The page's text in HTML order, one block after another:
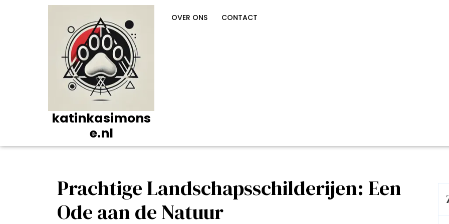
katinkasimons
e.nl
OVER ONS CONTACT
Prachtige Landschapsschilderijen: Een
Ode aan de Natuur